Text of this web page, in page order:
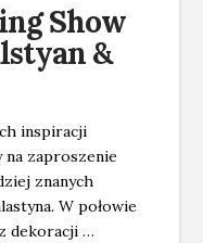
Show
&
inspiracji
na zaproszenie
znanych
W połowie
dekoracji …